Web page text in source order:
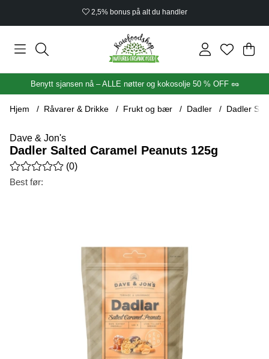
Økologisk sertifisert
.
Benytt sjansen nå – ALLE nøtter og kokosolje 50 % OFF 🥜
Hjem Råvarer & Drikke Frukt og bær Dadler Dadler
Dave & Jon's
Dadler Salted Caramel Peanuts 125g
Gjennomsnittlig rangering 0 av 5 Antall vurderinger 0
(0)
Best før: